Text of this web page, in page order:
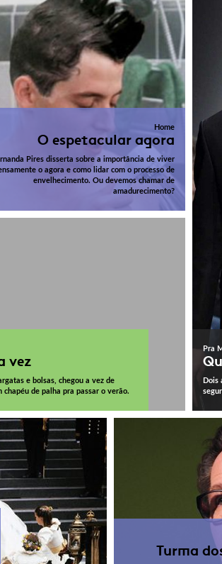
Home
O espetacular agora
Pires disserta sobre a importância de viver
o agora e como lidar com o processo de
envelhecimento. Ou devemos chamar de
amadurecimento?
vez
e bolsas, chegou a vez de
chapéu de palha pra passar o verão.
Pra
Dois
Turma